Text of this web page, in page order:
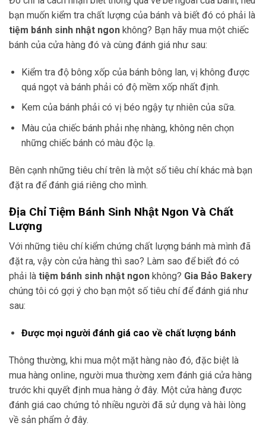
bạn muốn kiểm tra chất lượng của bánh và biết đó có phải là
tiệm bánh sinh nhật ngon không? Bạn hãy mua một chiếc
bánh của cửa hàng đó và cùng đánh giá như sau:
Kiểm tra độ bông xốp của bánh bông lan, vị không được
quá ngọt và bánh phải có độ mềm xốp nhất định.
Kem của bánh phải có vị béo ngậy tự nhiên của sữa.
Màu của chiếc bánh phải nhẹ nhàng, không nên chọn
những chiếc bánh có màu độc lạ.
Bên cạnh những tiêu chí trên là một số tiêu chí khác mà bạn
đặt ra để đánh giá riêng cho mình.
Địa Chỉ Tiệm Bánh Sinh Nhật Ngon Và Chất
Lượng
Với những tiêu chí kiểm chứng chất lượng bánh mà mình đã
đặt ra, vậy còn cửa hàng thì sao? Làm sao để biết đó có
phải là tiệm bánh sinh nhật ngon không? Gia Bảo Bakery
chúng tôi có gợi ý cho bạn một số tiêu chí để đánh giá như
sau:
Được mọi người đánh giá cao về chất lượng bánh
Thông thường, khi mua một mặt hàng nào đó, đặc biệt là
mua hàng online, người mua thường xem đánh giá cửa hàng
trước khi quyết định mua hàng ở đây. Một cửa hàng được
đánh giá cao chứng tỏ nhiều người đã sử dụng và hài lòng
về sản phẩm ở đây.